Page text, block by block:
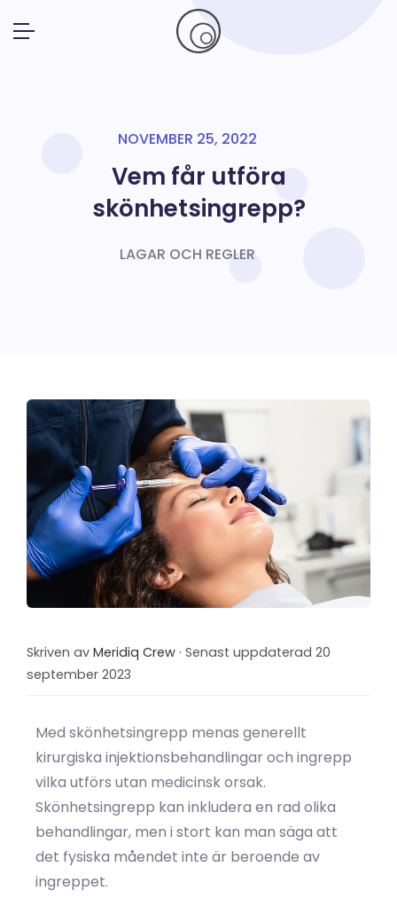
NOVEMBER 25, 2022
Vem får utföra
skönhetsingrepp?
LAGAR OCH REGLER
Skriven av Meridiq Crew · Senast uppdaterad 20
september 2023
Med skönhetsingrepp menas generellt
kirurgiska injektionsbehandlingar och ingrepp
vilka utförs utan medicinsk orsak.
Skönhetsingrepp kan inkludera en rad olika
behandlingar, men i stort kan man säga att
det fysiska måendet inte är beroende av
ingreppet.